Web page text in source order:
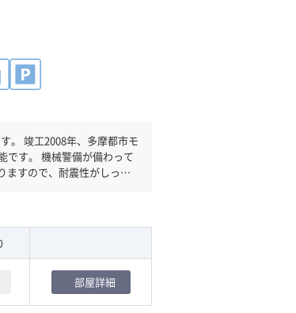
モ
です。 機械警備が備わって
ますので、耐震性がしっか
部屋詳細